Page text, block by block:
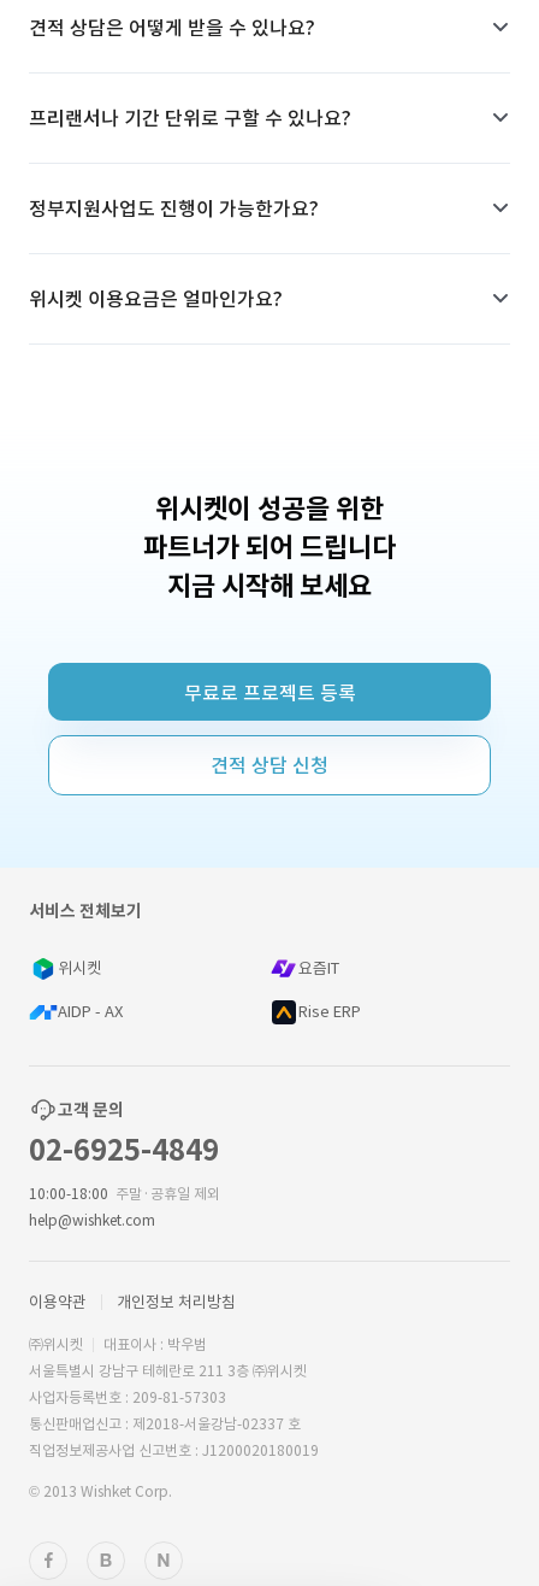
견적 상담은 어떻게 받을 수 있나요?
프리랜서나 기간 단위로 구할 수 있나요?
정부지원사업도 진행이 가능한가요?
위시켓 이용요금은 얼마인가요?
위시켓이 성공을 위한
파트너가 되어 드립니다
지금 시작해 보세요
무료로 프로젝트 등록
견적 상담 신청
서비스 전체보기
위시켓 요즘IT
AIDP - AX Rise ERP
고객 문의
02-6925-4849
10:00-18:00 주말·공휴일 제외
help@wishket.com
이용약관 개인정보 처리방침
㈜위시켓
대표이사 : 박우범
서울특별시 강남구 테헤란로 211 3층 ㈜위시켓
사업자등록번호 : 209-81-57303
통신판매업신고 : 제2018-서울강남-02337 호
직업정보제공사업 신고번호 : J1200020180019
© 2013 Wishket Corp.